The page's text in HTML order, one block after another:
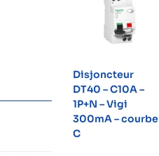
Disjoncteur
DT40 – C10A –
1P+N – Vigi
300mA – courbe
C